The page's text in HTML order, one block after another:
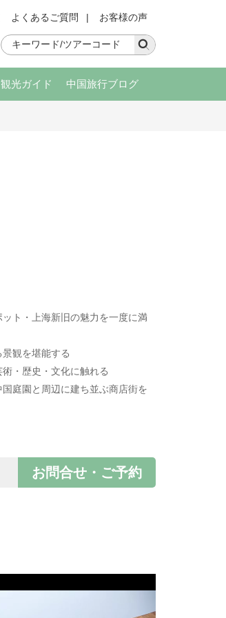
よくあるご質問 | お客様の声
光ガイド 中国旅行ブログ
ト・上海新旧の魅力を一度に満
観を堪能する
・歴史・文化に触れる
庭園と周辺に建ち並ぶ商店街を
お問合せ・ご予約